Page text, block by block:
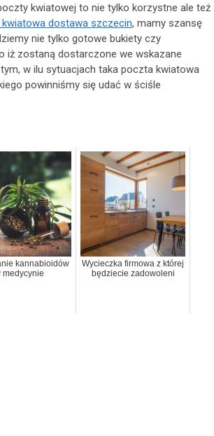
kwiatowej to nie tylko korzystne ale też
dostawa szczecin, mamy szansę
nie tylko gotowe bukiety czy
iż zostaną dostarczone we wskazane
w ilu sytuacjach taka poczta kwiatowa
powinniśmy się udać w ściśle
kannabioidów
medycynie
Wycieczka firmowa z której
będziecie zadowoleni